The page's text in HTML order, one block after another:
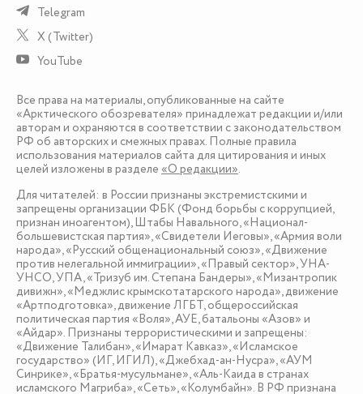
Telegram
X (Twitter)
YouTube
Все права на материалы, опубликованные на сайте
«Арктического обозревателя» принадлежат редакции и/или
авторам и охраняются в соответствии с законодательством
РФ об авторских и смежных правах. Полные правила
использования материалов сайта для цитирования и иных
целей изложены в разделе «О редакции».
Для читателей: в России признаны экстремистскими и
запрещены организации ФБК (Фонд борьбы с коррупцией,
признан иноагентом), Штабы Навального, «Национал-
большевистская партия», «Свидетели Иеговы», «Армия воли
народа», «Русский общенациональный союз», «Движение
против нелегальной иммиграции», «Правый сектор», УНА-
УНСО, УПА, «Тризуб им. Степана Бандеры», «Мизантропик
дивижн», «Меджлис крымскотатарского народа», движение
«Артподготовка», движение ЛГБТ, общероссийская
политическая партия «Воля», АУЕ, батальоны «Азов» и
«Айдар». Признаны террористическими и запрещены:
«Движение Талибан», «Имарат Кавказ», «Исламское
государство» (ИГ, ИГИЛ), «Джебхад-ан-Нусра», «АУМ
Синрике», «Братья-мусульмане», «Аль-Каида в странах
исламского Магриба», «Сеть», «Колумбайн». В РФ признана